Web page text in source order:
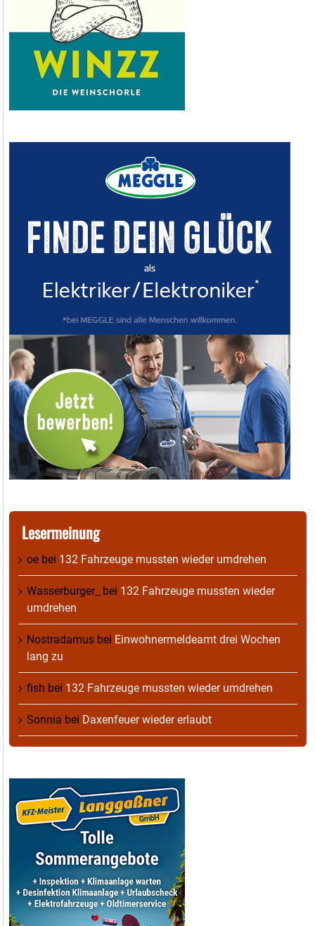
Lesermeinung
oe bei 132 Fahrzeuge mussten wieder umdrehen
Wasserburger_ bei 132 Fahrzeuge mussten wieder
umdrehen
Nostradamus bei Einwohnermeldeamt drei Wochen
lang zu
fish bei 132 Fahrzeuge mussten wieder umdrehen
Sonnia bei Daxenfeuer wieder erlaubt